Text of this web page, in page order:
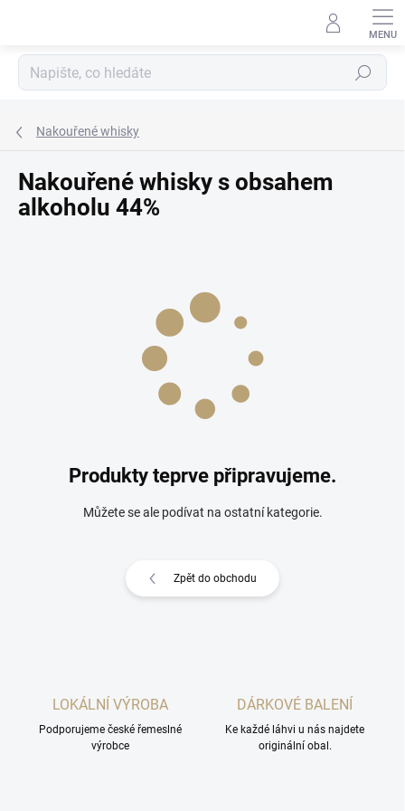
Hledat
Nakouřené whisky
Nakouřené whisky s obsahem
alkoholu 44%
Produkty teprve připravujeme.
Můžete se ale podívat na ostatní kategorie.
Zpět do obchodu
LOKÁLNÍ VÝROBA
Podporujeme české řemeslné
výrobce
DÁRKOVÉ BALENÍ
Ke každé láhvi u nás najdete
originální obal.